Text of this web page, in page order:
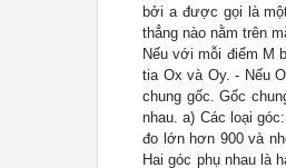
bởi a được gọi là
thẳng nào nằm trên
Nếu với mỗi điểm M
tia Ox và Oy. - Nếu
chung gốc. Gốc
nhau. a) Các loại
đo lớn hơn 900 và
Hai góc phụ nhau là